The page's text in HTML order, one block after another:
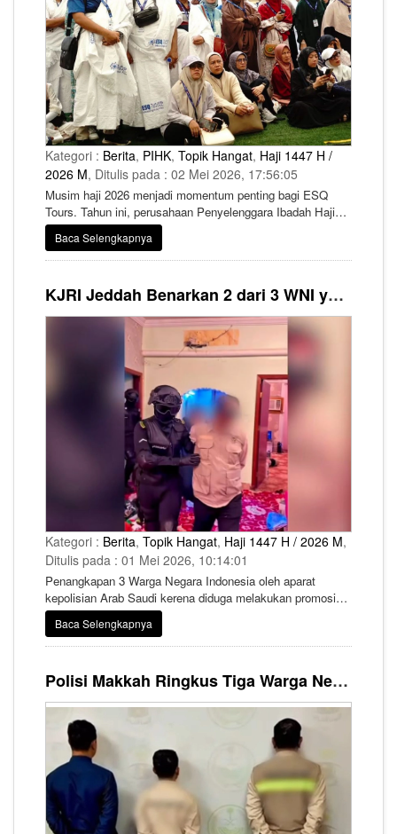
Kategori : Berita, PIHK, Topik Hangat, Haji 1447 H /
2026 M, Ditulis pada : 02 Mei 2026, 17:56:05
Musim haji 2026 menjadi momentum penting bagi ESQ
Tours. Tahun ini, perusahaan Penyelenggara Ibadah Haji
Khusus (PIHK) tersebut dijadwalkan memberangkatkan
sebanyak 817 jemaah ke Tanah Suci.
Baca Selengkapnya
KJRI Jeddah Benarkan 2 dari 3 WNI yang Ditangkap Polisi Makkah Merupakan Petugas Haji
Kategori : Berita, Topik Hangat, Haji 1447 H / 2026 M,
Ditulis pada : 01 Mei 2026, 10:14:01
Penangkapan 3 Warga Negara Indonesia oleh aparat
kepolisian Arab Saudi kerena diduga melakukan promosi
iklan haji ilegal telah menarik perhatian publik.
Baca Selengkapnya
Polisi Makkah Ringkus Tiga Warga Negara Indonesia, Diduga Sebar Iklan Haji Ilegal